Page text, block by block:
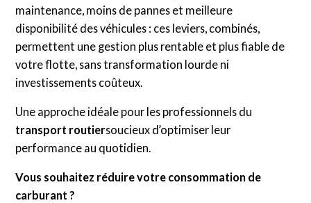
maintenance, moins de pannes et meilleure
disponibilité des véhicules : ces leviers, combinés,
permettent une gestion plus rentable et plus fiable de
votre flotte, sans transformation lourde ni
investissements coûteux.
Une approche idéale pour les professionnels du
transport routiersoucieux d’optimiser leur
performance au quotidien.
Vous souhaitez réduire votre consommation de
carburant ?